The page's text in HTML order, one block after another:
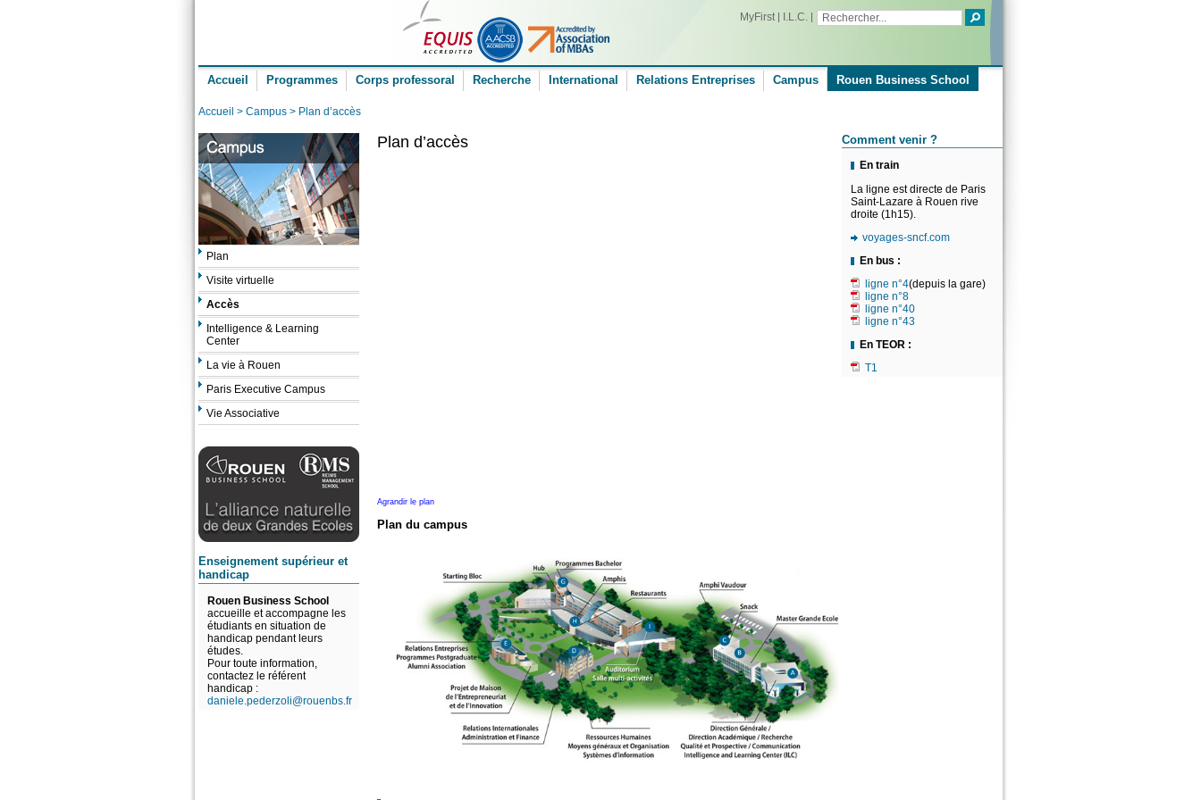
MyFirst I.L.C.
Accueil Programmes Corps professoral Recherche International Relations Entreprises Campus Rouen Business School
Accueil > Campus > Plan d’accès
Plan
Visite virtuelle
Accès
Intelligence & Learning
Center
La vie à Rouen
Paris Executive Campus
Vie Associative
Enseignement supérieur et
handicap
Rouen Business School
accueille et accompagne les
étudiants en situation de
handicap pendant leurs
études.
Pour toute information,
contactez le référent
handicap :
daniele.pederzoli@rouenbs.fr
Plan d’accès
Agrandir le plan
Plan du campus
Comment venir ?
En train
La ligne est directe de Paris
Saint-Lazare à Rouen rive
droite (1h15).
voyages-sncf.com
En bus :
ligne n°4(depuis la gare)
ligne n°8
ligne n°40
ligne n°43
En TEOR :
T1